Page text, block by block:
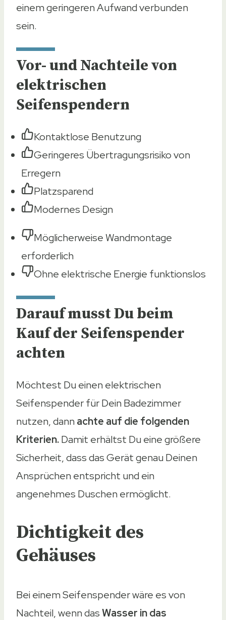
einem geringeren Aufwand verbunden
sein.
Vor- und Nachteile von
elektrischen
Seifenspendern
Kontaktlose Benutzung
Geringeres Übertragungsrisiko von
Erregern
Platzsparend
Modernes Design
Möglicherweise Wandmontage
erforderlich
Ohne elektrische Energie funktionslos
Darauf musst Du beim
Kauf der Seifenspender
achten
Möchtest Du einen elektrischen
Seifenspender für Dein Badezimmer
nutzen, dannachte auf die folgenden
Kriterien.Damit erhältst Du eine größere
Sicherheit, dass das Gerät genau Deinen
Ansprüchen entspricht und ein
angenehmes Duschen ermöglicht.
Dichtigkeit des
Gehäuses
Bei einem Seifenspender wäre es von
Nachteil, wenn dasWasser in das